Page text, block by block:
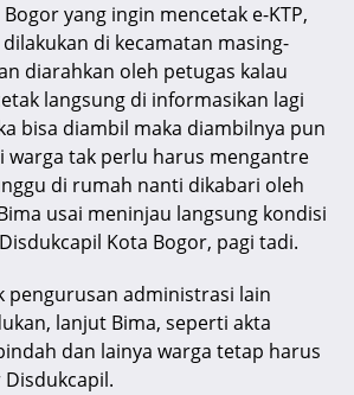
yang ingin mencetak e-KTP,
di kecamatan masing-
diarahkan oleh petugas kalau
langsung di informasikan lagi
bisa diambil maka diambilnya pun
warga tak perlu harus mengantre
di rumah nanti dikabari oleh
usai meninjau langsung kondisi
Kota Bogor, pagi tadi.
pengurusan administrasi lain
lanjut Bima, seperti akta
dan lainya warga tetap harus